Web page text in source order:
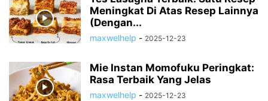
Meningkat Di Atas Resep Lainnya
(Dengan...
maxwelhelp - 2025-12-23
Mie Instan Momofuku Peringkat:
Rasa Terbaik Yang Jelas
maxwelhelp - 2025-12-23